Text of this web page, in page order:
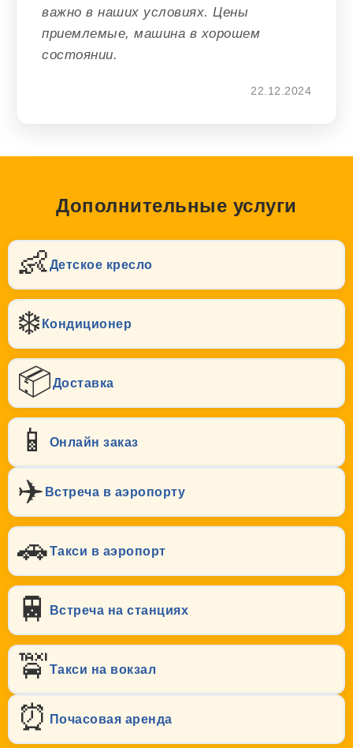
важно в наших условиях. Цены
приемлемые, машина в хорошем
состоянии.
22.12.2024
Дополнительные услуги
👶Детское кресло
❄️ Кондиционер
📦Доставка
📱 Онлайн заказ
✈️ Встреча в аэропорту
🚗Такси в аэропорт
🚆 Встреча на станциях
🚖Такси на вокзал
⏰ Почасовая аренда